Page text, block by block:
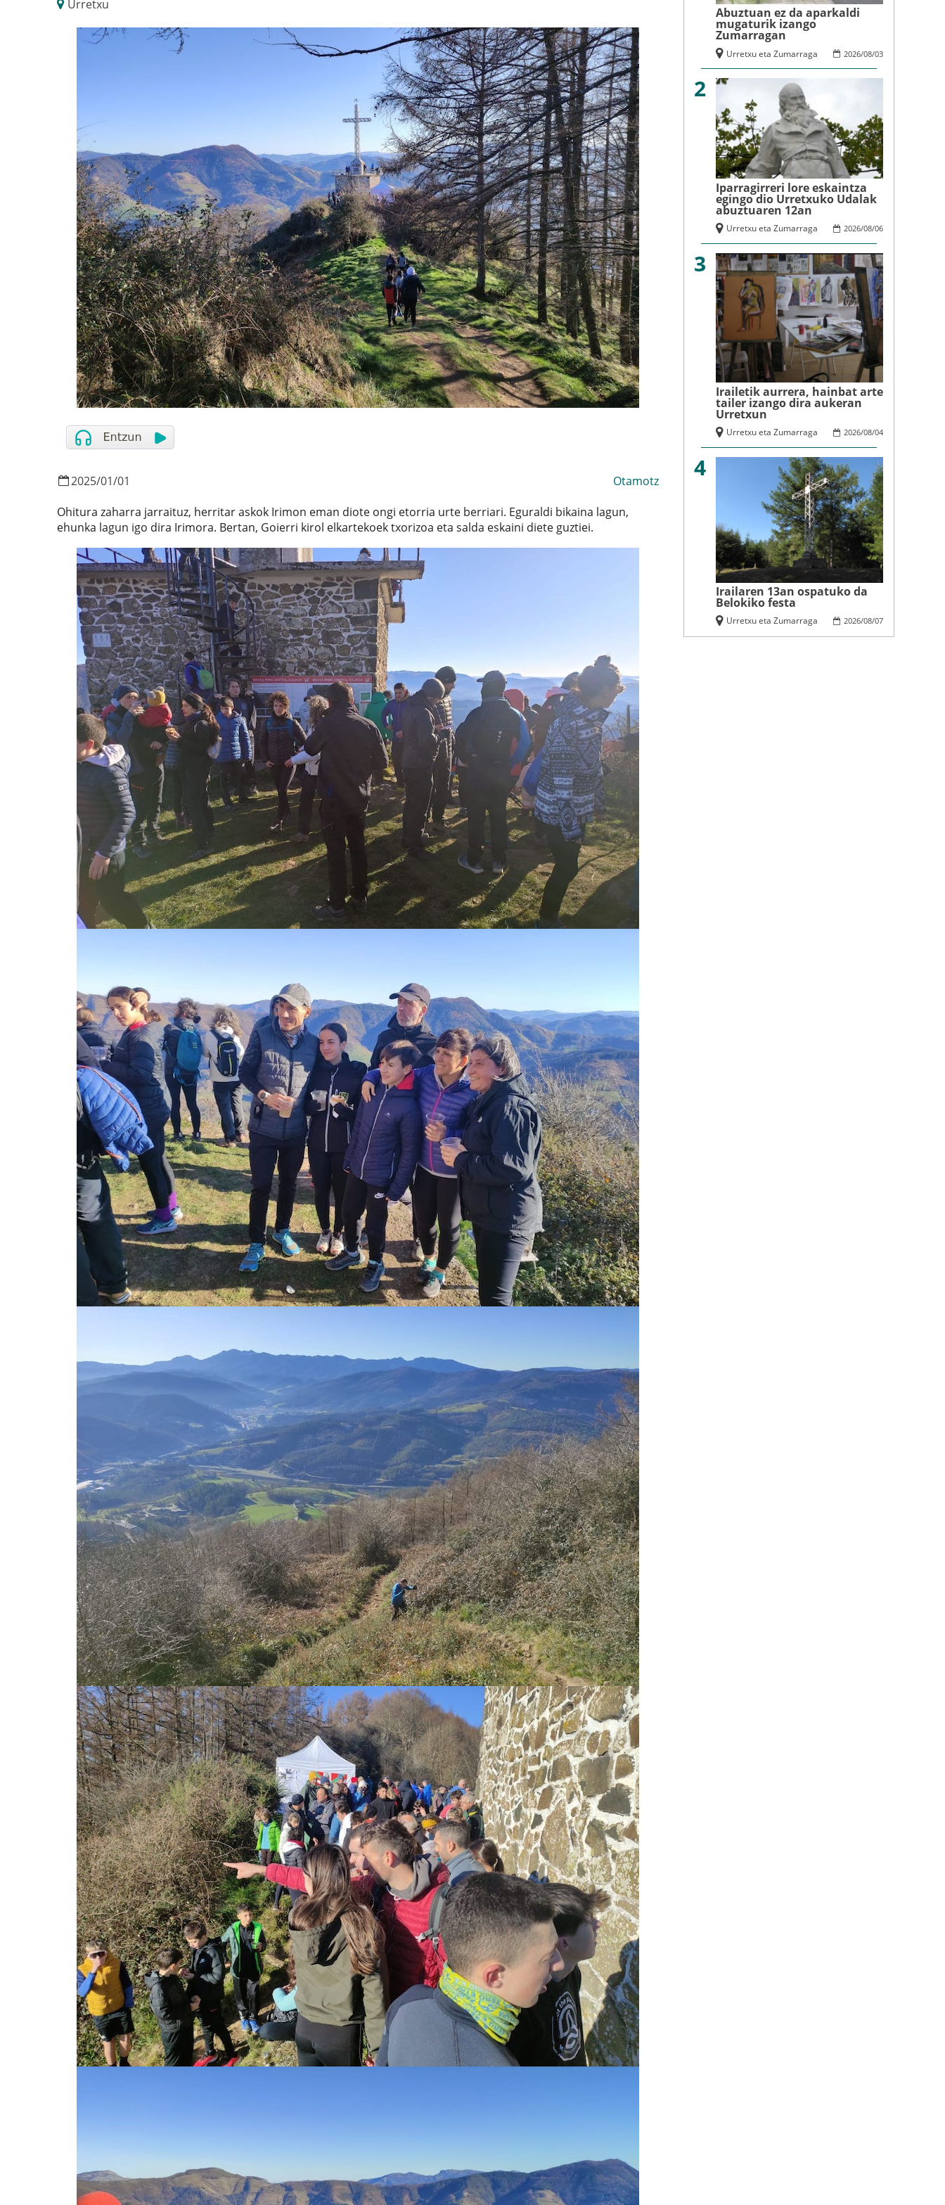
Urretxu
2025/01/01
Otamotz
Ohitura zaharra jarraituz, herritar askok Irimon eman diote ongi etorria urte berriari. Eguraldi bikaina lagun,
ehunka lagun igo dira Irimora. Bertan, Goierri kirol elkartekoek txorizoa eta salda eskaini diete guztiei.
Abuztuan ez da aparkaldi
mugaturik izango
Zumarragan
2026/08/03
Urretxu eta Zumarraga
2
Iparragirreri lore eskaintza
egingo dio Urretxuko Udalak
abuztuaren 12an
2026/08/06
Urretxu eta Zumarraga
3
Irailetik aurrera, hainbat arte
tailer izango dira aukeran
Urretxun
2026/08/04
Urretxu eta Zumarraga
4
Irailaren 13an ospatuko da
Belokiko festa
2026/08/07
Urretxu eta Zumarraga